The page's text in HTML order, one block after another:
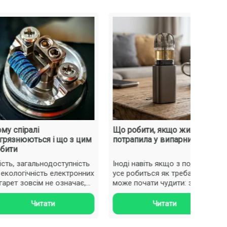
й приносив задоволення від паріння:
Досвідченим користувачам підійдуть змінні
вільної — від 0.3 до 0.7 Ом.
і що з цим
електронних
зовсім не означає,
Читати
Що робити, якщо жижа
потрапила у випарник?
Іноді навіть якщо з подиком
усе робиться як треба, він
може почати чудити: замість
нормальної тяги з..
Читати